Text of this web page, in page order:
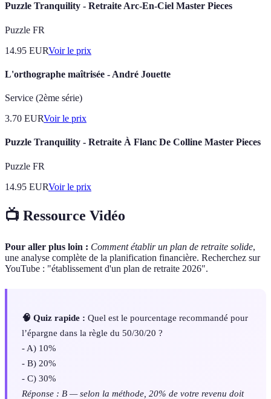
Puzzle Tranquility - Retraite Arc-En-Ciel Master Pieces
Puzzle FR
14.95 EURVoir le prix
L'orthographe maîtrisée - André Jouette
Service (2ème série)
3.70 EURVoir le prix
Puzzle Tranquility - Retraite À Flanc De Colline Master Pieces
Puzzle FR
14.95 EURVoir le prix
📺 Ressource Vidéo
Pour aller plus loin : Comment établir un plan de retraite solide,
une analyse complète de la planification financière. Recherchez sur
YouTube : "établissement d'un plan de retraite 2026".
🧠 Quiz rapide : Quel est le pourcentage recommandé pour
l’épargne dans la règle du 50/30/20 ?
- A) 10%
- B) 20%
- C) 30%
Réponse : B — selon la méthode, 20% de votre revenu doit